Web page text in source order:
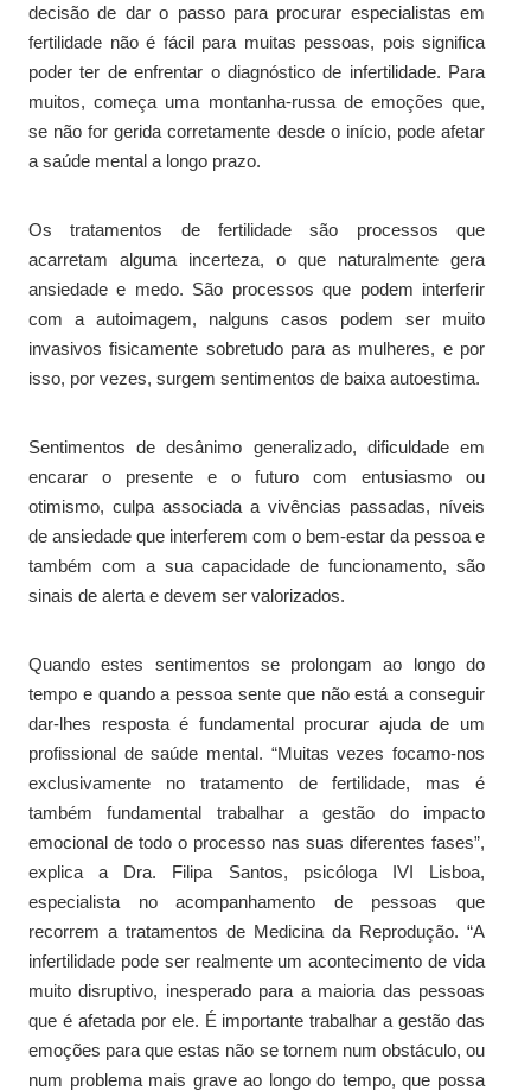
decisão de dar o passo para procurar especialistas em
fertilidade não é fácil para muitas pessoas, pois significa
poder ter de enfrentar o diagnóstico de infertilidade. Para
muitos, começa uma montanha-russa de emoções que,
se não for gerida corretamente desde o início, pode afetar
a saúde mental a longo prazo.
Os tratamentos de fertilidade são processos que
acarretam alguma incerteza, o que naturalmente gera
ansiedade e medo. São processos que podem interferir
com a autoimagem, nalguns casos podem ser muito
invasivos fisicamente sobretudo para as mulheres, e por
isso, por vezes, surgem sentimentos de baixa autoestima.
Sentimentos de desânimo generalizado, dificuldade em
encarar o presente e o futuro com entusiasmo ou
otimismo, culpa associada a vivências passadas, níveis
de ansiedade que interferem com o bem-estar da pessoa e
também com a sua capacidade de funcionamento, são
sinais de alerta e devem ser valorizados.
Quando estes sentimentos se prolongam ao longo do
tempo e quando a pessoa sente que não está a conseguir
dar-lhes resposta é fundamental procurar ajuda de um
profissional de saúde mental. “Muitas vezes focamo-nos
exclusivamente no tratamento de fertilidade, mas é
também fundamental trabalhar a gestão do impacto
emocional de todo o processo nas suas diferentes fases”,
explica a Dra. Filipa Santos, psicóloga IVI Lisboa,
especialista no acompanhamento de pessoas que
recorrem a tratamentos de Medicina da Reprodução. “A
infertilidade pode ser realmente um acontecimento de vida
muito disruptivo, inesperado para a maioria das pessoas
que é afetada por ele. É importante trabalhar a gestão das
emoções para que estas não se tornem num obstáculo, ou
num problema mais grave ao longo do tempo, que possa